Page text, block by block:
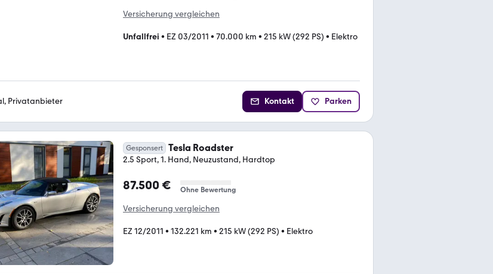
Versicherung vergleichen
Unfallfrei • EZ 03/2011 • 70.000 km • 215 kW (292 PS) • Elektro
Privatanbieter Kontakt Parken
Gesponsert Tesla Roadster
2.5 Sport, 1. Hand, Neuzustand, Hardtop
87.500 € Ohne Bewertung
Versicherung vergleichen
EZ 12/2011 • 132.221 km • 215 kW (292 PS) • Elektro